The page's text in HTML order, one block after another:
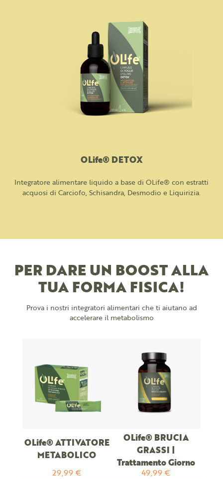
OLife® DETOX
Integratore alimentare liquido a base di OLife® con estratti
acquosi di Carciofo, Schisandra, Desmodio e Liquirizia.
PER DARE UN BOOST ALLA
TUA FORMA FISICA!
Prova i nostri integratori alimentari che ti aiutano ad
accelerare il metabolismo
OLife® ATTIVATORE
METABOLICO
29,99 €
OLife® BRUCIA
GRASSI |
Trattamento Giorno
49,99 €